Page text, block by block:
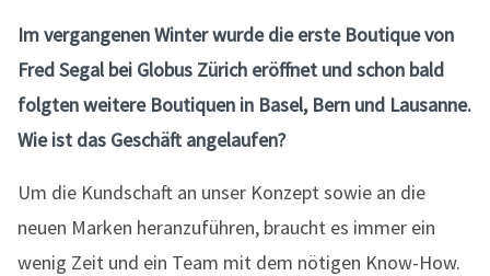
Im vergangenen Winter wurde die erste Boutique von
Fred Segal bei Globus Zürich eröffnet und schon bald
folgten weitere Boutiquen in Basel, Bern und Lausanne.
Wie ist das Geschäft angelaufen?
Um die Kundschaft an unser Konzept sowie an die
neuen Marken heranzuführen, braucht es immer ein
wenig Zeit und ein Team mit dem nötigen Know-How.